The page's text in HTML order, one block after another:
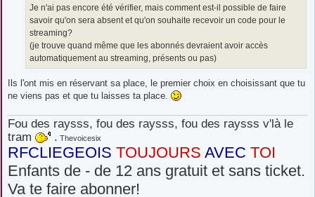
Je n'ai pas encore été vérifier, mais comment est-il possible de faire
savoir qu'on sera absent et qu'on souhaite recevoir un code pour le
streaming?
(je trouve quand même que les abonnés devraient avoir accès
automatiquement au streaming, présents ou pas)
Ils l'ont mis en réservant sa place, le premier choix en choisissant que tu
ne viens pas et que tu laisses ta place.
Fou des raysss, fou des raysss, fou des raysss v'là le
tram
. Thevoicesix
RFCLIEGEOIS TOUJOURS AVEC TOI
Enfants de - de 12 ans gratuit et sans ticket.
Va te faire abonner!